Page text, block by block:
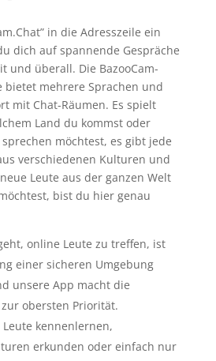
in die Adresszeile ein
dich auf spannende Gespräche
und überall. Die BazooCam-
bietet mehrere Sprachen und
mit Chat-Räumen. Es spielt
Land du kommst oder
möchtest, es gibt jede
verschiedenen Kulturen und
Leute aus der ganzen Welt
bist du hier genau
online Leute zu treffen, ist
einer sicheren Umgebung
unsere App macht die
obersten Priorität.
Leute kennenlernen,
erkunden oder einfach nur